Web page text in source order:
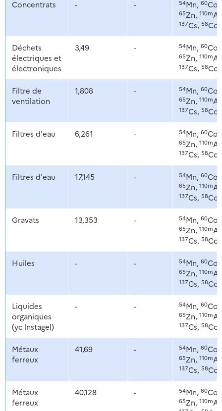
Concentrats - - 54Mn, 60Co,
65Zn, 110m
137Cs, 58Co
Déchets
électriques et
électroniques
3,49 - 54Mn, 60Co,
65Zn, 110m
137Cs, 58Co
Filtre de
ventilation
1,808 - 54Mn, 60Co,
65Zn, 110m
137Cs, 58Co
Filtres d'eau 6,261 - 54Mn, 60Co,
65Zn, 110m
137Cs, 58Co
Filtres d'eau 17,145 - 54Mn, 60Co,
65Zn, 110m
137Cs, 58Co
Gravats 13,353 - 54Mn, 60Co,
65Zn, 110m
137Cs, 58Co
Huiles - - 54Mn, 60Co,
65Zn, 110m
137Cs, 58Co
Liquides
organiques
(yc lnstagel)
- - 54Mn, 60Co,
65Zn, 110m
137Cs, 58Co
Métaux
ferreux
41,69 - 54Mn, 60Co,
65Zn, 110m
137Cs, 58Co
Métaux
ferreux
40,128 - 54Mn, 60Co,
65Zn, 110m